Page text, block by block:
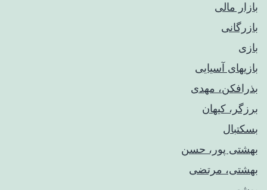
بازار مالی
بازرگانی
بازی
بازیهای آسیایی
بذرافکن، مهدی
برزگر، کیهان
بسکتبال
بهشتی پور، حسن
بهشتی، مرتضی